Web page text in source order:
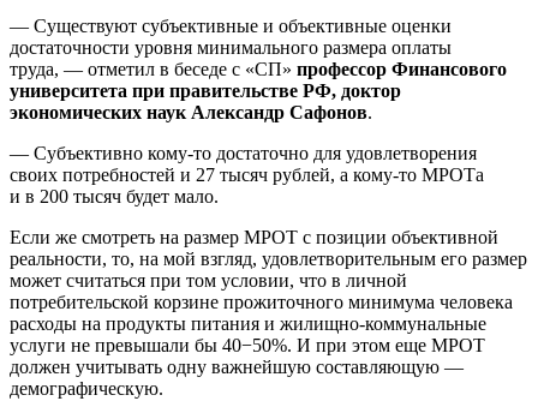
— Существуют субъективные и объективные оценки
достаточности уровня минимального размера оплаты
труда, — отметил в беседе с «СП» профессор Финансового
университета при правительстве РФ, доктор
экономических наук Александр Сафонов.
— Субъективно кому-то достаточно для удовлетворения
своих потребностей и 27 тысяч рублей, а кому-то МРОТа
и в 200 тысяч будет мало.
Если же смотреть на размер МРОТ с позиции объективной
реальности, то, на мой взгляд, удовлетворительным его размер
может считаться при том условии, что в личной
потребительской корзине прожиточного минимума человека
расходы на продукты питания и жилищно-коммунальные
услуги не превышали бы 40−50%. И при этом еще МРОТ
должен учитывать одну важнейшую составляющую —
демографическую.